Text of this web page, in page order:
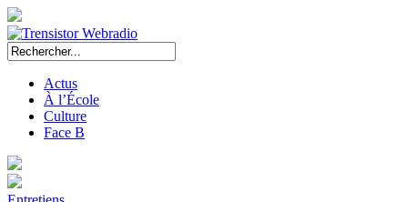
Actus
À l’École
Culture
Face B